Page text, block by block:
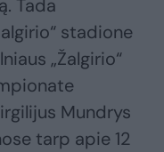
Tada
stadione
„Žalgirio“
Mundrys
tarp apie 12